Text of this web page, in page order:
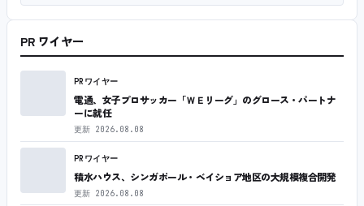
PR ワイヤー
PRワイヤー
電通、女子プロサッカー「ＷＥリーグ」のグロース・パートナ
ーに就任
更新 2026.08.08
PRワイヤー
積水ハウス、シンガポール・ベイショア地区の大規模複合開発
更新 2026.08.08